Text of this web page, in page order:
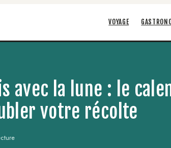
VOYAGE
avec la lune : le
votre récolte